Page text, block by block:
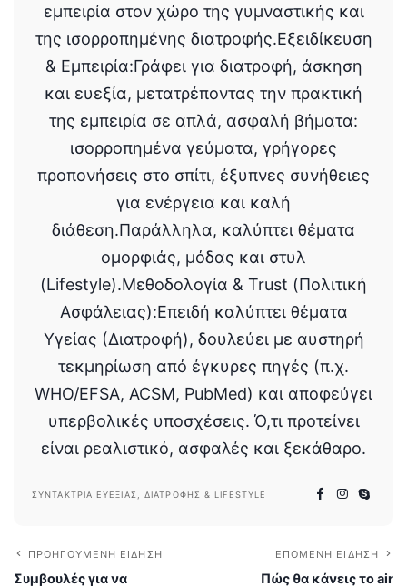
εμπειρία στον χώρο της γυμναστικής και
της ισορροπημένης διατροφής.Εξειδίκευση
& Εμπειρία:Γράφει για διατροφή, άσκηση
και ευεξία, μετατρέποντας την πρακτική
της εμπειρία σε απλά, ασφαλή βήματα:
ισορροπημένα γεύματα, γρήγορες
προπονήσεις στο σπίτι, έξυπνες συνήθειες
για ενέργεια και καλή
διάθεση.Παράλληλα, καλύπτει θέματα
ομορφιάς, μόδας και στυλ
(Lifestyle).Μεθοδολογία & Trust (Πολιτική
Ασφάλειας):Επειδή καλύπτει θέματα
Υγείας (Διατροφή), δουλεύει με αυστηρή
τεκμηρίωση από έγκυρες πηγές (π.χ.
WHO/EFSA, ACSM, PubMed) και αποφεύγει
υπερβολικές υποσχέσεις. Ό,τι προτείνει
είναι ρεαλιστικό, ασφαλές και ξεκάθαρο.
ΣΥΝΤΆΚΤΡΙΑ ΕΥΕΞΊΑΣ, ΔΙΑΤΡΟΦΉΣ & LIFESTYLE
ΠΡΟΗΓΟΎΜΕΝΗ ΕΊΔΗΣΗ
Συμβουλές για να
ΕΠΌΜΕΝΗ ΕΊΔΗΣΗ
Πώς θα κάνεις το air